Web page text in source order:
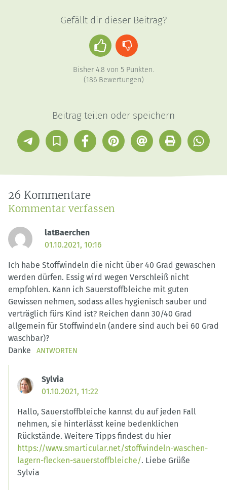
Gefällt dir dieser Beitrag?
Daumen
hoch
Daumen
Bisher 4.8 von 5 Punkten.
(186Bewertungen)
Beitrag teilen oder speichern
TelegramIn
Sammlung
FacebookPinterestE-
Mail
Drucken
26 Kommentare
Kommentar verfassen
latBaerchen
01.10.2021, 10:16
Ich habe Stoffwindeln die nicht über 40 Grad gewaschen
werden dürfen. Essig wird wegen Verschleiß nicht
empfohlen. Kann ich Sauerstoffbleiche mit guten
Gewissen nehmen, sodass alles hygienisch sauber und
verträglich fürs Kind ist? Reichen dann 30/40 Grad
allgemein für Stoffwindeln (andere sind auch bei 60 Grad
waschbar)?
Danke
ANTWORTEN
Sylvia
01.10.2021, 11:22
Hallo, Sauerstoffbleiche kannst du auf jeden Fall
nehmen, sie hinterlässt keine bedenklichen
Rückstände. Weitere Tipps findest du hier
https://www.smarticular.net/stoffwindeln-waschen-
lagern-flecken-sauerstoffbleiche/. Liebe Grüße
Sylvia